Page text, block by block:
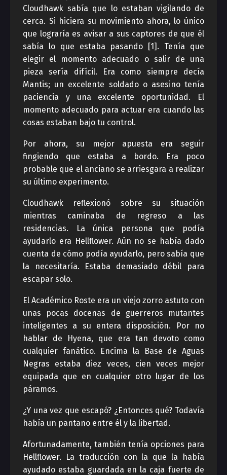
Cloudhawk sabía que lo estaban vigilando de
cerca. Si hiciera su movimiento ahora, lo único
que lograría es avisar a sus captores de que él
sabía lo que estaba pasando [1]. Tenía que
elegir el momento adecuado o salir de una
pieza sería difícil. Era como siempre decía
Mantis; un excelente soldado o asesino tenía
paciencia y una excelente oportunidad. El
momento adecuado para actuar era cuando las
cosas estaban bajo tu control.
Por ahora, su mejor apuesta era seguir
fingiendo que estaba a bordo. Era poco
probable que el anciano se arriesgara a realizar
su último experimento.
Cloudhawk reflexionó sobre su situación
mientras caminaba de regreso a las
residencias. La única persona que podía
ayudarlo era Hellflower. Aún no se había dado
cuenta de cómo podía ayudarlo, pero sabía que
la necesitaría. Estaba demasiado débil para
escapar solo.
El Académico Roste era un viejo zorro astuto con
unas pocas docenas de guerreros mutantes
inteligentes a su entera disposición. Por no
hablar de Hyena, que era tan devoto como
cualquier fanático. Encima la Base de Aguas
Negras estaba diez veces, cien veces mejor
equipada que en cualquier otro lugar de los
páramos.
¿Y una vez que escapó? ¿Entonces qué? Todavía
había un pantano entre él y la libertad.
Afortunadamente, también tenía opciones para
Hellflower. La traducción con la que la había
ayudado estaba guardada en la caja fuerte de